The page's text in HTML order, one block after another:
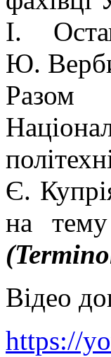
І.
Ю.
Разом
Є.
на тему
Відео
https://